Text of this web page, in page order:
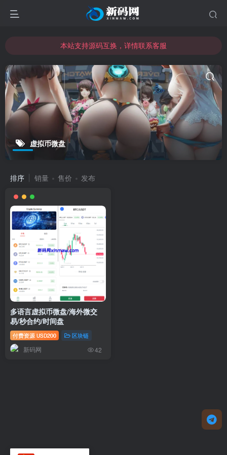
本站支持源码互换，详情联系客服
本站支持源码互换，详情联系客服
虚拟币微盘
排序 销量 售价 发布
多语言虚拟币微盘/海外微交
易/秒合约/时间盘
付费资源 USD200 区块链
新码网 42